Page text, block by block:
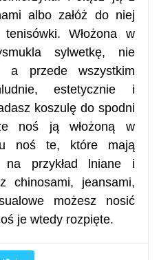
albo załóż do niej
Włożona w
sylwetkę, nie
a przede wszystkim
estetycznie i
koszulę do spodni
noś ją włożoną w
noś te, które mają
na przykład lniane i
chinosami, jeansami,
możesz nosić
je wtedy rozpięte.